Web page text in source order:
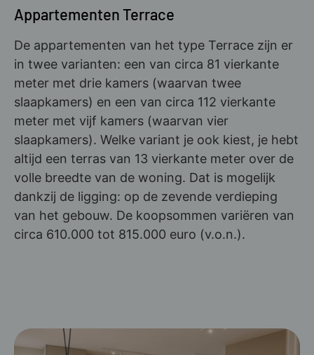
Appartementen Terrace
De appartementen van het type Terrace zijn er
in twee varianten: een van circa 81 vierkante
meter met drie kamers (waarvan twee
slaapkamers) en een van circa 112 vierkante
meter met vijf kamers (waarvan vier
slaapkamers). Welke variant je ook kiest, je hebt
altijd een terras van 13 vierkante meter over de
volle breedte van de woning. Dat is mogelijk
dankzij de ligging: op de zevende verdieping
van het gebouw. De koopsommen variëren van
circa 610.000 tot 815.000 euro (v.o.n.).